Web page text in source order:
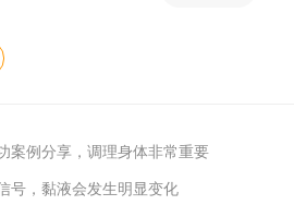
案例分享，调理身体非常重要
号，黏液会发生明显变化